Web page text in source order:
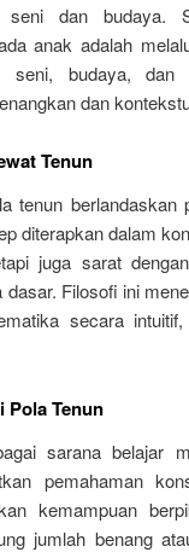
seni dan budaya.
anak adalah
seni, budaya,
dan
Tenun
tenun
diterapkan dalam
juga sarat
Filosofi ini
secara
Pola Tenun
sarana belajar
pemahaman
kemampuan
jumlah benang